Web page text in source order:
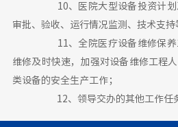
10、医院大型设备投资计划
审批、验收、运行情况监测、技术支持
11、全院医疗设备维修保养
维修及时快速，加强对设备维修工程
类设备的安全生产工作；
12、领导交办的其他工作任